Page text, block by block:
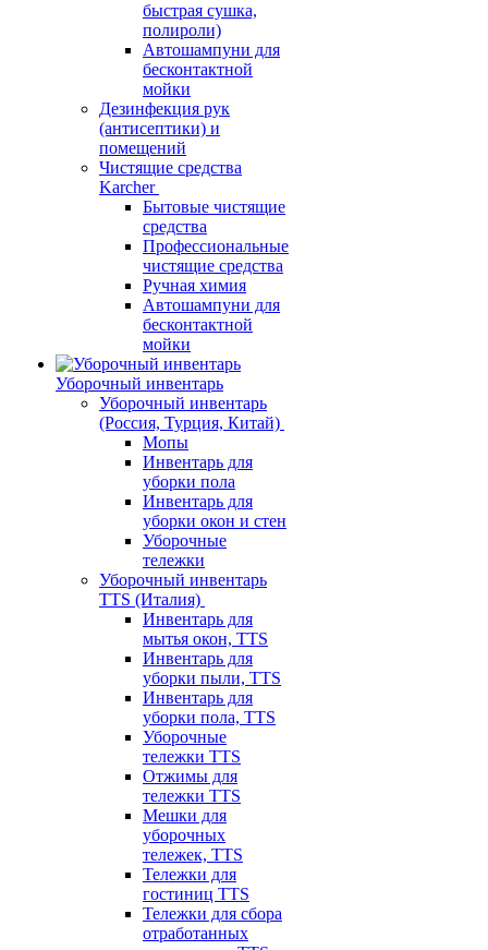
быстрая сушка,
полироли)
Автошампуни для
бесконтактной
мойки
Дезинфекция рук
(антисептики) и
помещений
Чистящие средства
Karcher
Бытовые чистящие
средства
Профессиональные
чистящие средства
Ручная химия
Автошампуни для
бесконтактной
мойки
Уборочный инвентарь
Уборочный инвентарь
(Россия, Турция, Китай)
Мопы
Инвентарь для
уборки пола
Инвентарь для
уборки окон и стен
Уборочные
тележки
Уборочный инвентарь
TTS (Италия)
Инвентарь для
мытья окон, TTS
Инвентарь для
уборки пыли, TTS
Инвентарь для
уборки пола, TTS
Уборочные
тележки TTS
Отжимы для
тележки TTS
Мешки для
уборочных
тележек, TTS
Тележки для
гостиниц TTS
Тележки для сбора
отработанных